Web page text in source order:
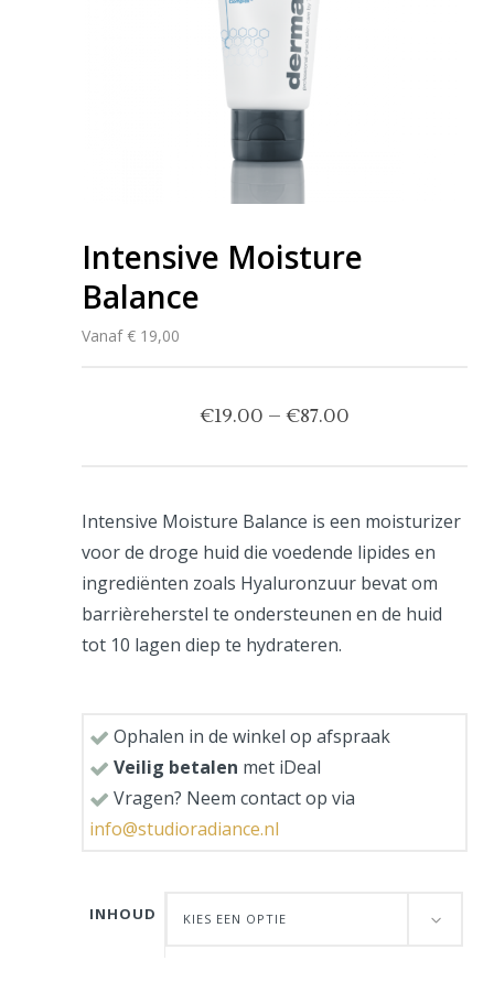
Intensive Moisture
Balance
Vanaf € 19,00
€19.00 – €87.00
Intensive Moisture Balance is een moisturizer
voor de droge huid die voedende lipides en
ingrediënten zoals Hyaluronzuur bevat om
barrièreherstel te ondersteunen en de huid
tot 10 lagen diep te hydrateren.
Ophalen in de winkel op afspraak
Veilig betalen met iDeal
Vragen? Neem contact op via
info@studioradiance.nl
INHOUD KIES EEN OPTIE